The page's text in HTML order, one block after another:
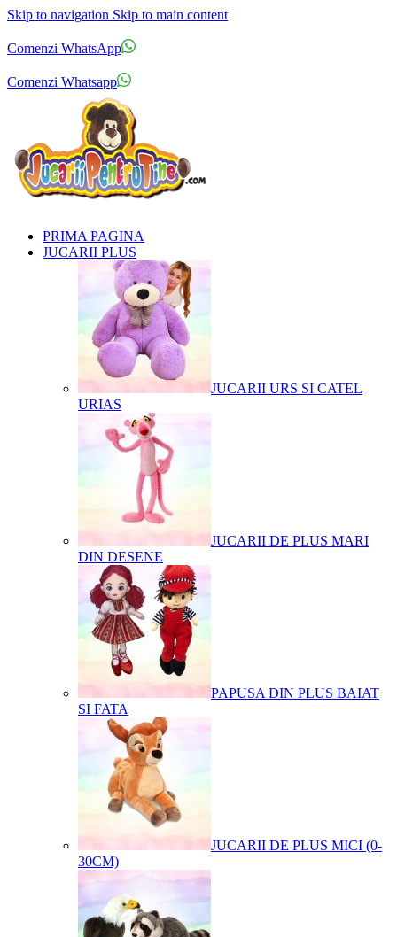
Skip to navigation Skip to main content
Comenzi WhatsApp
Comenzi Whatsapp
PRIMA PAGINA
JUCARII PLUS
JUCARII URS SI CATEL
URIAS
JUCARII DE PLUS MARI
DIN DESENE
PAPUSA DIN PLUS BAIAT
SI FATA
JUCARII DE PLUS MICI (0-
30CM)